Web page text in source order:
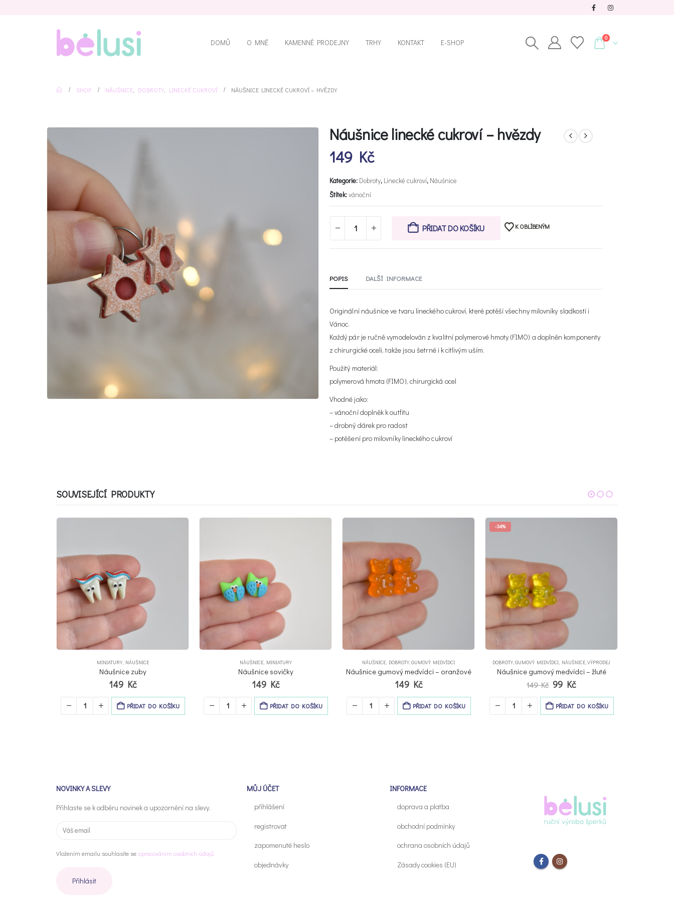
DOMŮ O MNĚ KAMENNÉ PRODEJNY TRHY KONTAKT E-SHOP 0
SHOP NÁUŠNICE DOBROTY LINECKÉ CUKROVÍ NÁUŠNICE LINECKÉ CUKROVÍ – HVĚZDY
Náušnice linecké cukroví – hvězdy
149 Kč
Kategorie: Dobroty, Linecké cukroví, Náušnice
Štítek:vánoční
PŘIDAT DO KOŠÍKU K OBLÍBENÝM
POPIS DALŠÍ INFORMACE
Originální náušnice ve tvaru lineckého cukroví, které potěší všechny milovníky sladkostí i
Vánoc.
Každý pár je ručně vymodelován z kvalitní polymerové hmoty (FIMO) a doplněn komponenty
z chirurgické oceli, takže jsou šetrné i k citlivým uším.
Použitý materiál:
polymerová hmota (FIMO), chirurgická ocel
Vhodné jako:
– vánoční doplněk k outfitu
– drobný dárek pro radost
– potěšení pro milovníky lineckého cukroví
SOUVISEJÍCÍ PRODUKTY
NÁUŠNICE,MINIATURY
Náušnice sovičky
149 Kč
PŘIDAT DO KOŠÍKU
NÁUŠNICE,DOBROTY ,GUMOVÝ MEDVÍDCI
Náušnice gumový medvídci – oranžové
149 Kč
PŘIDAT DO KOŠÍKU
DOBROTY,GUMOVÝ MEDVÍDCI,NÁUŠNICE,VÝPRODEJ
Náušnice gumový medvídci – žluté
149 Kč Původní
byla:
149 Kč.
99
je:
99 Kč.
PŘIDAT DO KOŠÍKU
DOBROTY,GUMOVÝ MEDVÍDCI,NÁUŠNICE
Náušnice gumový medvídci – růžové
149Kč
PŘIDAT DO KOŠÍKU
NOVINKY A SLEVY
Přihlaste se k odběru novinek a upozornění na slevy.
Vložením emailu souhlasíte se zpracováním osobních údajů
MŮJ ÚČET
přihlášení
registrovat
zapomenuté heslo
objednávky
INFORMACE
doprava a platba
obchodní podmínky
ochrana osobních údajů
Zásady cookies (EU)